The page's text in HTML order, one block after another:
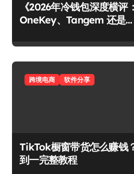
《2026年冷钱包深度横评：
OneKey、Tangem 还是
垒？》
跨境电商 软件分享
TikTok橱窗带货怎么赚钱
到一完整教程